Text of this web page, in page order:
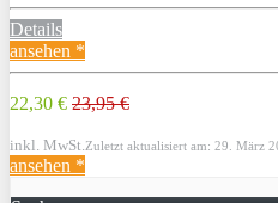
Details
ansehen *
22,30 € 23,95 €
inkl. MwSt. Zuletzt aktualisiert am: 29. März
ansehen *